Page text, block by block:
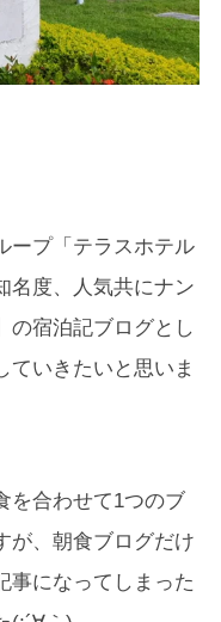
ープ「テラスホテル
名度、人気共にナン
の宿泊記ブログとし
ていきたいと思いま
を合わせて1つのブ
が、朝食ブログだけ
事になってしまった